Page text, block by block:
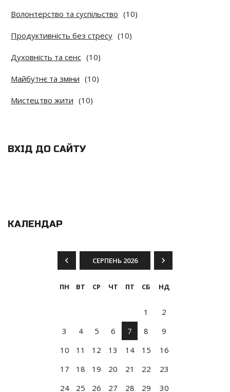
Волонтерство та суспільство (10)
Продуктивність без стресу (10)
Духовність та сенс (10)
Майбутнє та зміни (10)
Мистецтво жити (10)
ВХІД ДО САЙТУ
КАЛЕНДАР
СЕРПЕНЬ 2026
ПН ВТ СР ЧТ ПТ СБ НД
1
2
3
4 5 6 7 8
9
10
11 12 13 14 15
16
17
18 19 20 21 22
23
24
25 26 27 28 29
30